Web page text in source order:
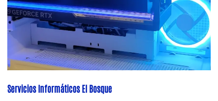
Servicios Informáticos El Bosque